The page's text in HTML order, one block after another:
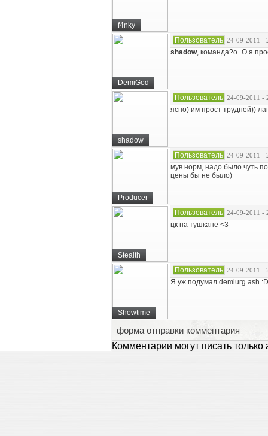
f4nky
DemiGod
Пользователь 24-09-2011 -
shadow, команда?о_О я
shadow
Пользователь 24-09-2011 -
ясно) им прост трудней))
Producer
Пользователь 24-09-2011 -
мув норм, надо было чуть
цены бы не было)
Stealth
Пользователь 24-09-2011 -
цк на тушкане <3
Showtime
Пользователь 24-09-2011 -
Я уж подумал demiurg ash :D
форма отправки комментария
Комментарии могут писать